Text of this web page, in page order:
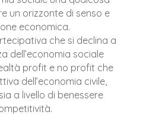
un orizzonte di senso e
economica.
che si declina a
dell’economia sociale
profit e no profit che
dell’economia civile,
a livello di benessere